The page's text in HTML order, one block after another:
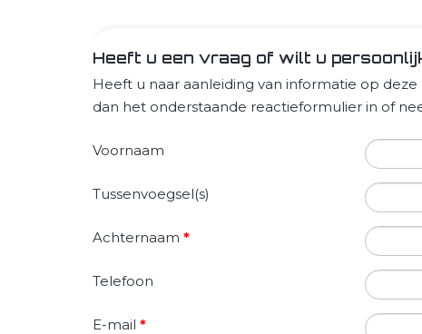
Heeft u een vraag of wilt u
Heeft u naar aanleiding van informatie op
dan het onderstaande reactieformulier in of
Voornaam
Tussenvoegsel(s)
Achternaam *
Telefoon
E-mail *